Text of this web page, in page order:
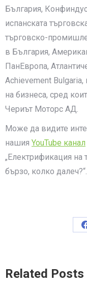
България,
испанската
търговско-
в България,
ПанЕвропа,
Achievement
на бизнеса, сред
Чериът Моторс АД.
Може да видите
нашия YouTube канал
„Електрификация на
бързо, колко далеч?“.
Related Posts